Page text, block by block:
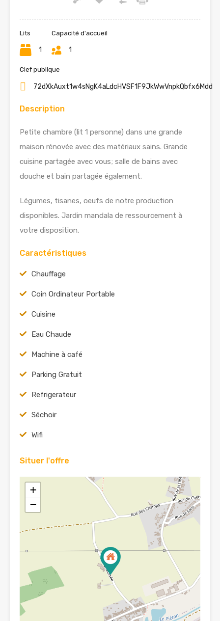
Lits
1
Capacité d'accueil
1
Clef publique
72dXkAuxt1w4sNgK4aLdcHVSF1F9JkWwVnpkQbfx6Mdd
Description
Petite chambre (lit 1 personne) dans une grande
maison rénovée avec des matériaux sains. Grande
cuisine partagée avec vous; salle de bains avec
douche et bain partagée également.
Légumes, tisanes, oeufs de notre production
disponibles. Jardin mandala de ressourcement à
votre disposition.
Caractéristiques
Chauffage
Coin Ordinateur Portable
Cuisine
Eau Chaude
Machine à café
Parking Gratuit
Refrigerateur
Séchoir
Wifi
Situer l'offre
+
−